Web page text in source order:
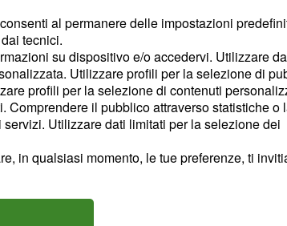
al permanere delle impostazioni
tecnici.
su dispositivo e/o accedervi. Utilizzare
Utilizzare profili per la selezione di
profili per la selezione di contenuti
il pubblico attraverso statistiche o
Utilizzare dati limitati per la selezione dei
in qualsiasi momento, le tue preferenze, ti